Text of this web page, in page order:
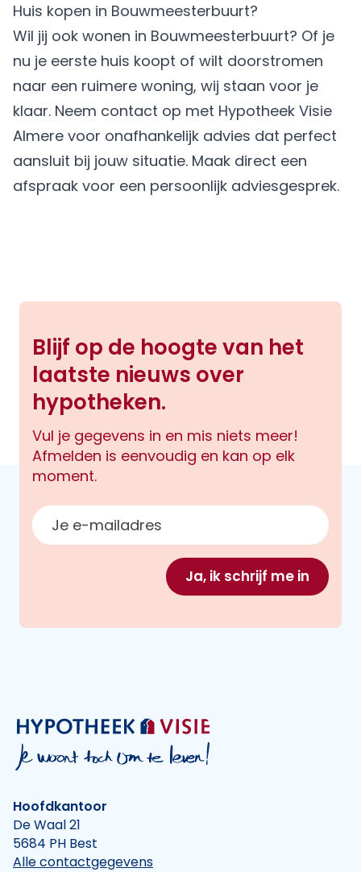
Huis kopen in Bouwmeesterbuurt?
Wil jij ook wonen in Bouwmeesterbuurt? Of je
nu je eerste huis koopt of wilt doorstromen
naar een ruimere woning, wij staan voor je
klaar. Neem contact op met Hypotheek Visie
Almere voor onafhankelijk advies dat perfect
aansluit bij jouw situatie. Maak direct een
afspraak voor een persoonlijk adviesgesprek.
Blijf op de hoogte van het
laatste nieuws over
hypotheken.
Vul je gegevens in en mis niets meer!
Afmelden is eenvoudig en kan op elk
moment.
E-mailadres
Ja, ik schrijf me in
Hoofdkantoor
De Waal 21
5684 PH Best
Alle contactgegevens